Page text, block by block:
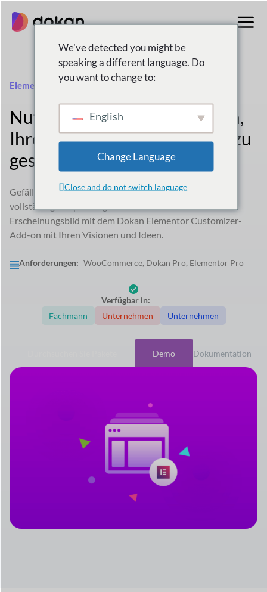
Inhalt
springen
Elementor-Anpasser
Nutzen Sie die Möglichkeiten,
Ihren Marktplatz individuell zu
gestalten
Gefällt Ihnen das Standarddesign nicht? Erhalten Sie die
vollständige Anpassungskontrolle über das
Erscheinungsbild mit dem Dokan Elementor Customizer-
Add-on mit Ihren Visionen und Ideen.
Anforderungen: WooCommerce, Dokan Pro, Elementor Pro
Verfügbar in:
Fachmann
Unternehmen Unternehmen
Demo Dokumentation
We've detected you might be
speaking a different language. Do
you want to change to:
English
Change Language
Close and do not switch language